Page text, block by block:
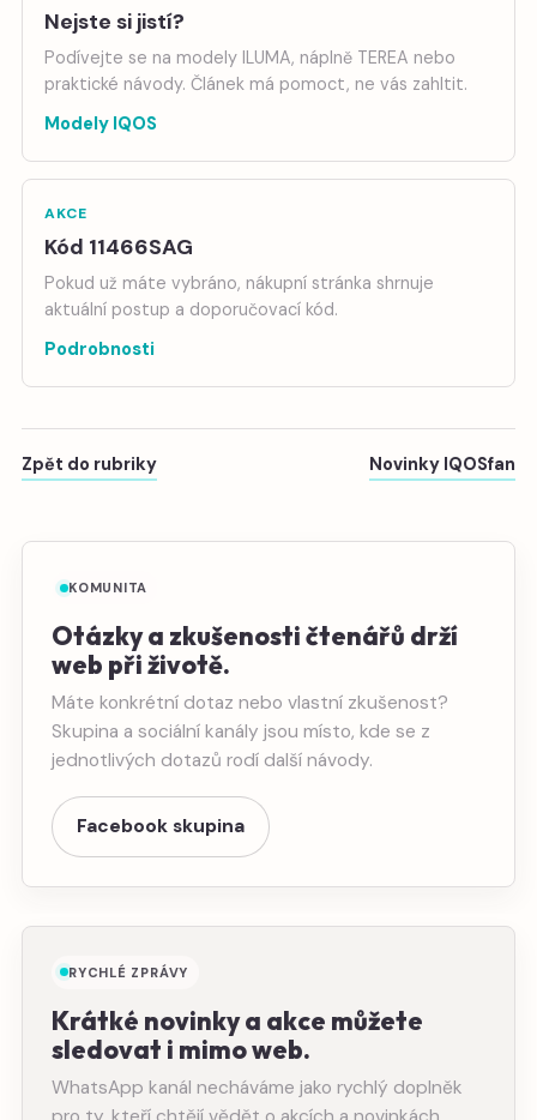
Nejste si jistí?
Podívejte se na modely ILUMA, náplně TEREA nebo
praktické návody. Článek má pomoct, ne vás zahltit.
Modely IQOS
AKCE
Kód 11466SAG
Pokud už máte vybráno, nákupní stránka shrnuje
aktuální postup a doporučovací kód.
Podrobnosti
Zpět do rubriky Novinky IQOSfan
KOMUNITA
Otázky a zkušenosti čtenářů drží
web při životě.
Máte konkrétní dotaz nebo vlastní zkušenost?
Skupina a sociální kanály jsou místo, kde se z
jednotlivých dotazů rodí další návody.
Facebook skupina
RYCHLÉ ZPRÁVY
Krátké novinky a akce můžete
sledovat i mimo web.
WhatsApp kanál necháváme jako rychlý doplněk